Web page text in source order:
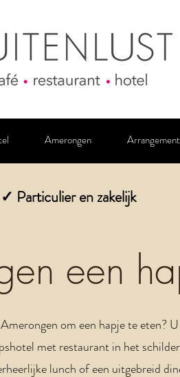
Amerongen
✓ Particulier en zakelijk
een
om een hapje te eten?
met restaurant in het
lunch of een uitgebreid